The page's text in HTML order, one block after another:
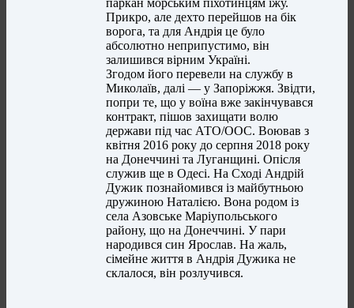
паркан морським піхотинцям їжу.
Прикро, але дехто перейшов на бік
ворога, та для Андрія це було
абсолютно неприпустимо, він
залишився вірним Україні.
Згодом його перевели на службу в
Миколаїв, далі — у Запоріжжя. Звідти,
попри те, що у воїна вже закінчувався
контракт, пішов захищати волю
держави під час АТО/ООС. Воював з
квітня 2016 року до серпня 2018 року
на Донеччині та Луганщині. Опісля
служив ще в Одесі. На Сході Андрій
Дужик познайомився із майбутньою
дружиною Наталією. Вона родом із
села Азовське Маріупольського
району, що на Донеччині. У пари
народився син Ярослав. На жаль,
сімейне життя в Андрія Дужика не
склалося, він розлучився.